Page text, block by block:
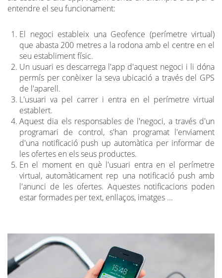
entendre el seu funcionament:
El negoci estableix una Geofence (perímetre virtual)
que abasta 200 metres a la rodona amb el centre en el
seu establiment físic.
Un usuari es descarrega l'app d'aquest negoci i li dóna
permís per conèixer la seva ubicació a través del GPS
de l'aparell.
L'usuari va pel carrer i entra en el perímetre virtual
establert.
Aquest dia els responsables de l'negoci, a través d'un
programari de control, s'han programat l'enviament
d'una notificació push up automàtica per informar de
les ofertes en els seus productes.
En el moment en què l'usuari entra en el perímetre
virtual, automàticament rep una notificació push amb
l'anunci de les ofertes. Aquestes notificacions poden
estar formades per text, enllaços, imatges ...